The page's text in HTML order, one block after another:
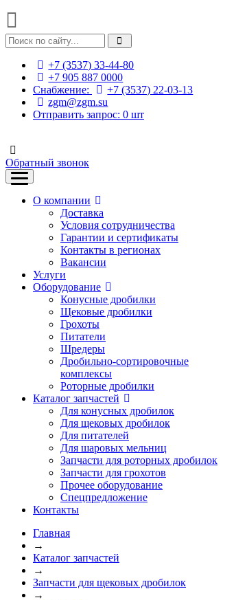
+7 (3537) 33-44-80
+7 905 887 0000
Снабжение:
+7 (3537) 22-03-13
zgm@zgm.su
Отправить запрос: 0 шт
Обратный звонок
О компании
Доставка
Условия сотрудничества
Гарантии и сертификаты
Контакты в регионах
Вакансии
Услуги
Оборудование
Конусные дробилки
Щековые дробилки
Грохоты
Питатели
Шредеры
Дробильно-сортировочные
комплексы
Роторные дробилки
Каталог запчастей
Для конусных дробилок
Для щековых дробилок
Для питателей
Для шаровых мельниц
Запчасти для роторных дробилок
Запчасти для грохотов
Прочее оборудование
Спецпредложение
Контакты
Главная
→
Каталог запчастей
→
Запчасти для щековых дробилок
→